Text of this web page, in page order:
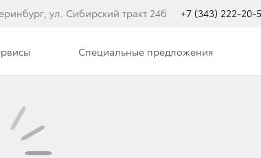
ул. Сибирский тракт 24б +7 (343) 222-20-
Специальные предложения